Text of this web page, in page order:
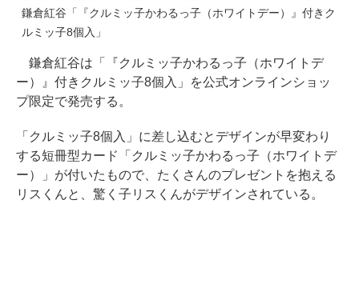
鎌倉紅谷「『クルミッ子かわるっ子（ホワイトデー）』付きク
ルミッ子8個入」
鎌倉紅谷は「『クルミッ子かわるっ子（ホワイトデ
ー）』付きクルミッ子8個入」を公式オンラインショッ
プ限定で発売する。
「クルミッ子8個入」に差し込むとデザインが早変わり
する短冊型カード「クルミッ子かわるっ子（ホワイトデ
ー）」が付いたもので、たくさんのプレゼントを抱える
リスくんと、驚く子リスくんがデザインされている。